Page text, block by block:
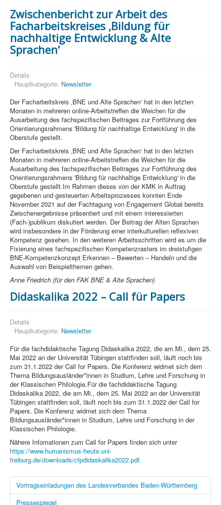
Zwischenbericht zur Arbeit des
Facharbeitskreises ‚Bildung für
nachhaltige Entwicklung & Alte
Sprachen‘
Details
Hauptkategorie: Newsletter
Der Facharbeitskreis ‚BNE und Alte Sprachen‘ hat in den letzten
Monaten in mehreren online-Arbeitstreffen die Weichen für die
Ausarbeitung des fachspezifischen Beitrages zur Fortführung des
Orientierungsrahmens 'Bildung für nachhaltige Entwicklung' in die
Oberstufe gestellt.
Der Facharbeitskreis ‚BNE und Alte Sprachen‘ hat in den letzten
Monaten in mehreren online-Arbeitstreffen die Weichen für die
Ausarbeitung des fachspezifischen Beitrages zur Fortführung des
Orientierungsrahmens 'Bildung für nachhaltige Entwicklung' in die
Oberstufe gestellt.Im Rahmen dieses von der KMK in Auftrag
gegebenen und gesteuerten Arbeitsprozesses konnten Ende
November 2021 auf der Fachtagung von Engagement Global bereits
Zwischenergebnisse präsentiert und mit einem interessierten
(Fach-)publikum diskutiert werden. Der Beitrag der Alten Sprachen
wird insbesondere in der Förderung einer interkulturellen reflexiven
Kompetenz gesehen. In den weiteren Arbeitsschritten wird es um die
Fixierung eines fachspezifischen Kompetenzrasters im dreistufigen
BNE-Kompetenzkonzept Erkennen – Bewerten – Handeln und die
Auswahl von Beispielthemen gehen.
Anne Friedrich (für den FAK BNE & Alte Sprachen)
Didaskalika 2022 – Call für Papers
Details
Hauptkategorie: Newsletter
Für die fachdidaktische Tagung Didaskalika 2022, die am Mi., dem 25.
Mai 2022 an der Universität Tübingen stattfinden soll, läuft noch bis
zum 31.1.2022 der Call for Papers. Die Konferenz widmet sich dem
Thema Bildungsausländer*innen in Studium, Lehre und Forschung in
der Klassischen Philologie.Für die fachdidaktische Tagung
Didaskalika 2022, die am Mi., dem 25. Mai 2022 an der Universität
Tübingen stattfinden soll, läuft noch bis zum 31.1.2022 der Call for
Papers. Die Konferenz widmet sich dem Thema
Bildungsausländer*innen in Studium, Lehre und Forschung in der
Klassischen Philologie.
Nähere Infomationen zum Call for Papers finden sich unter
https://www.humanismus-heute.uni-
freiburg.de/downloads/cfpdidaskalika2022.pdf.
Vortragseinladungen des Landesverbandes Baden-Württemberg
Pressespiegel